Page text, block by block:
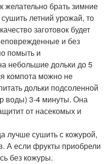
желательно брать зимние
летний урожай, то
заготовок будет
и без
помыть и
небольшие дольки до 5
компота можно не
дольки подсоленной
воды) 3-4 минуты. Она
от насекомых и
лучше сушить с кожурой,
А если фрукты приобрели
без кожуры.